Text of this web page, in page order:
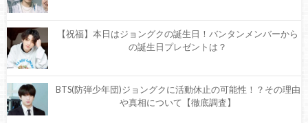
【祝福】本日はジョングクの誕生日！バンタンメンバーから
の誕生日プレゼントは？
BTS(防弾少年団)ジョングクに活動休止の可能性！？その理由
や真相について【徹底調査】